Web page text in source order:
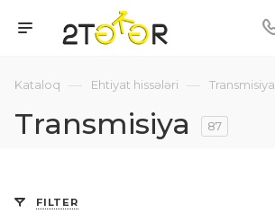
Kataloq — Ehtiyat hissələri — Transmisiya
Transmisiya 87
FILTER